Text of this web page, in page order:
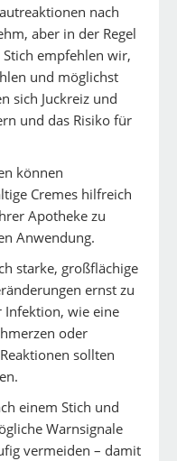
nach
aber in der Regel
empfehlen wir,
und möglichst
sich Juckreiz und
und das Risiko für
können
Cremes hilfreich
Apotheke zu
Anwendung.
starke, großflächige
ernst zu
Infektion, wie eine
oder
sollten
einem Stich und
Warnsignale
vermeiden – damit